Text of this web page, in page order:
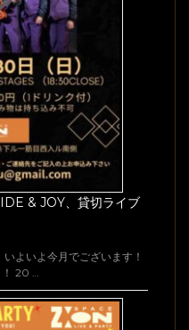
& JOY、貸切ライブ
よいよ今月でございます！
！ 20 …